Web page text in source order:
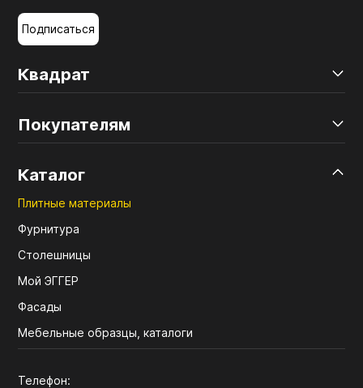
Квадрат
Покупателям
Каталог
Плитные материалы
Фурнитура
Столешницы
Мой ЭГГЕР
Фасады
Мебельные образцы, каталоги
Телефон:
Подписаться